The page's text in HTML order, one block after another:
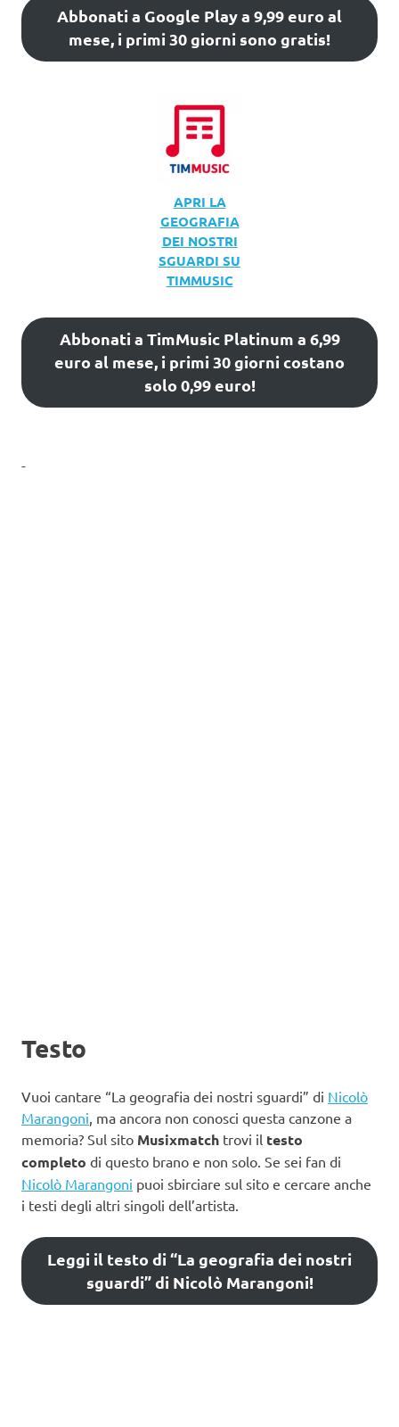
Abbonati a Google Play a 9,99 euro al
mese, i primi 30 giorni sono gratis!
APRI LA
GEOGRAFIA
DEI NOSTRI
SGUARDI SU
TIMMUSIC
Abbonati a TimMusic Platinum a 6,99
euro al mese, i primi 30 giorni costano
solo 0,99 euro!
-
Testo
Vuoi cantare “La geografia dei nostri sguardi” di Nicolò
Marangoni, ma ancora non conosci questa canzone a
memoria? Sul sito Musixmatch trovi il testo
completo di questo brano e non solo. Se sei fan di
Nicolò Marangoni puoi sbirciare sul sito e cercare anche
i testi degli altri singoli dell’artista.
Leggi il testo di “La geografia dei nostri
sguardi” di Nicolò Marangoni!